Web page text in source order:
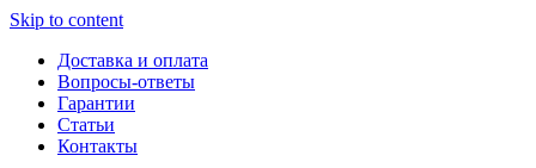
Skip to content
Доставка и оплата
Вопросы-ответы
Гарантии
Статьи
Контакты